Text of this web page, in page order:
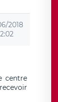
2018
centre